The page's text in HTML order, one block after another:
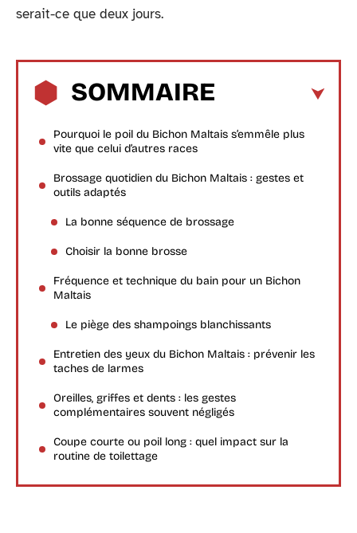
serait-ce que deux jours.
SOMMAIRE
Pourquoi le poil du Bichon Maltais s’emmêle plus
vite que celui d’autres races
Brossage quotidien du Bichon Maltais : gestes et
outils adaptés
La bonne séquence de brossage
Choisir la bonne brosse
Fréquence et technique du bain pour un Bichon
Maltais
Le piège des shampoings blanchissants
Entretien des yeux du Bichon Maltais : prévenir les
taches de larmes
Oreilles, griffes et dents : les gestes
complémentaires souvent négligés
Coupe courte ou poil long : quel impact sur la
routine de toilettage